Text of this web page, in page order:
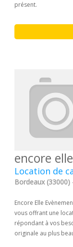
présent.
encore
Location de
Bordeaux (33000)
Encore Elle
vous offrant une
répondant à vos
originale au plus